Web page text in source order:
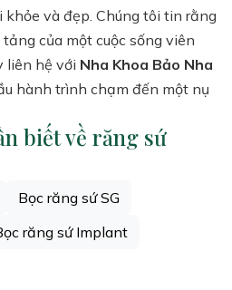
khỏe và đẹp. Chúng tôi tin rằng
của một cuộc sống viên
liên hệ với Nha Khoa Bảo Nha
hành trình chạm đến một nụ
biết về răng sứ
Bọc răng sứ SG
răng sứ Implant